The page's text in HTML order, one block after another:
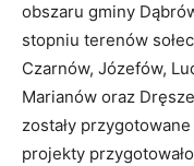
obszaru gminy
stopniu terenów
Czarnów, Józefów,
Marianów oraz
zostały
projekty